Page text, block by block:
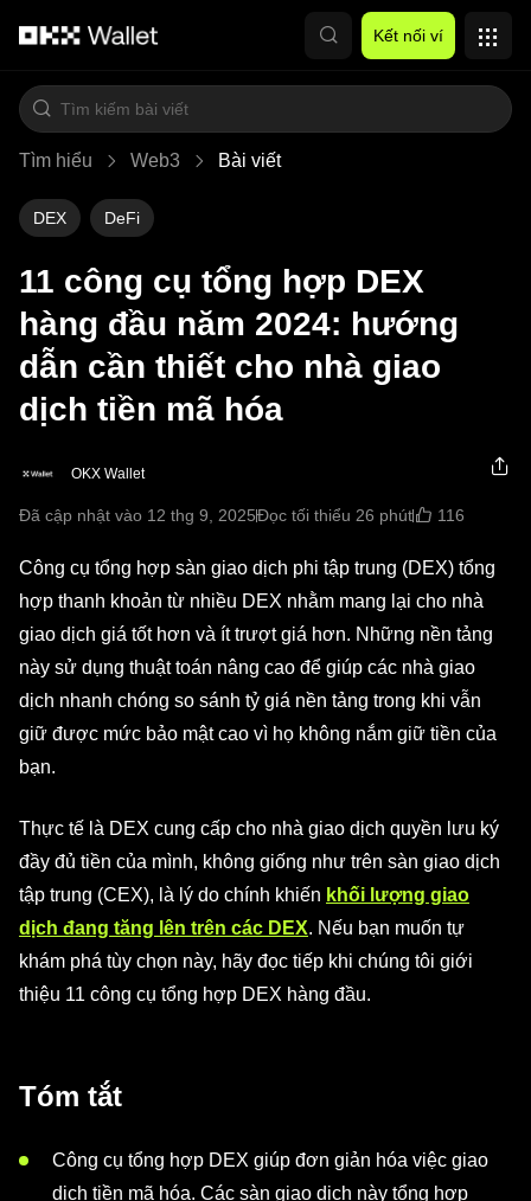
Kết nối ví
Tìm hiểu Web3 Bài viết
DEX DeFi
11 công cụ tổng hợp DEX
hàng đầu năm 2024: hướng
dẫn cần thiết cho nhà giao
dịch tiền mã hóa
OKX Wallet
Đã cập nhật vào 12 thg 9, 2025Đọc tối thiểu 26 phút 116
Công cụ tổng hợp sàn giao dịch phi tập trung (DEX) tổng
hợp thanh khoản từ nhiều DEX nhằm mang lại cho nhà
giao dịch giá tốt hơn và ít trượt giá hơn. Những nền tảng
này sử dụng thuật toán nâng cao để giúp các nhà giao
dịch nhanh chóng so sánh tỷ giá nền tảng trong khi vẫn
giữ được mức bảo mật cao vì họ không nắm giữ tiền của
bạn.
Thực tế là DEX cung cấp cho nhà giao dịch quyền lưu ký
đầy đủ tiền của mình, không giống như trên sàn giao dịch
tập trung (CEX), là lý do chính khiến khối lượng giao
dịch đang tăng lên trên các DEX. Nếu bạn muốn tự
khám phá tùy chọn này, hãy đọc tiếp khi chúng tôi giới
thiệu 11 công cụ tổng hợp DEX hàng đầu.
Tóm tắt
Công cụ tổng hợp DEX giúp đơn giản hóa việc giao
dịch tiền mã hóa. Các sàn giao dịch này tổng hợp